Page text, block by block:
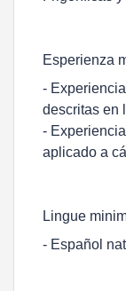
Esperienza
-
descritas en
-
aplicado a
Lingue
- Español